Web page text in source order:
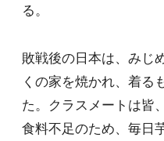
る。
敗戦後の日本は、みじ
くの家を焼かれ、着る
た。クラスメートは皆
食料不足のため、毎日